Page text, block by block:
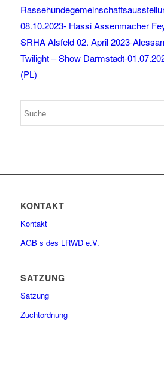
08.10.2023- Hassi Assenmacher
SRHA Alsfeld 02. April 2023-
Twilight – Show Darmstadt-
(PL)
KONTAKT
Kontakt
AGB s des LRWD e.V.
SATZUNG
Satzung
Zuchtordnung